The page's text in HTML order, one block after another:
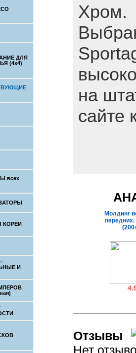
ДЛЯ
(4x4)
всех
КОРЕИ
И
Хром.
на
сайте
Молдинг
Отзывы
Нет